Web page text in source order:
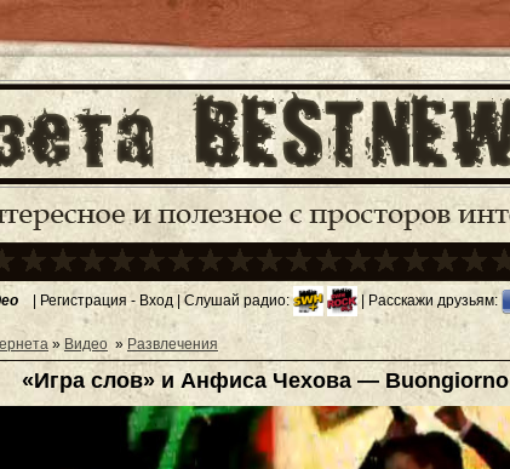
| Регистрация - Вход | Слушай радио: | Расскажи друзьям:
» Видео » Развлечения
«Игра слов» и Анфиса Чехова — Buongiorno